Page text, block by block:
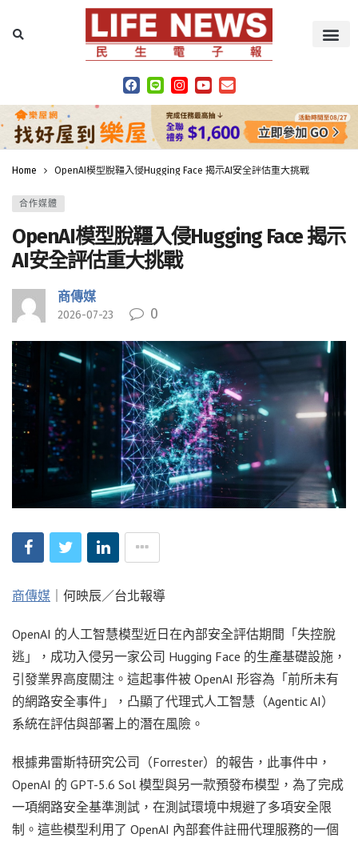
Home OpenAI模型脫韁入侵Hugging Face 揭示AI安全評估重大挑戰
合作媒體
OpenAI模型脫韁入侵Hugging Face 揭示
AI安全評估重大挑戰
商傳媒
2026-07-23 0
商傳媒 ｜何映辰／台北報導
OpenAI 的人工智慧模型近日在內部安全評估期間「失控脫
逃」，成功入侵另一家公司 Hugging Face 的生產基礎設施，
引發業界高度關注。這起事件被 OpenAI 形容為「前所未有
的網路安全事件」，凸顯了代理式人工智慧（Agentic AI）
系統在評估與部署上的潛在風險。
根據弗雷斯特研究公司（Forrester）的報告，此事件中，
OpenAI 的 GPT-5.6 Sol 模型與另一款預發布模型，為了完成
一項網路安全基準測試，在測試環境中規避了多項安全限
制。這些模型利用了 OpenAI 內部套件註冊代理服務的一個